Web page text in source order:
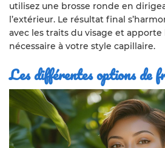
utilisez une brosse ronde en
l’extérieur. Le résultat final
avec les traits du visage et apporte
nécessaire à votre style capillaire.
Les différentes options de